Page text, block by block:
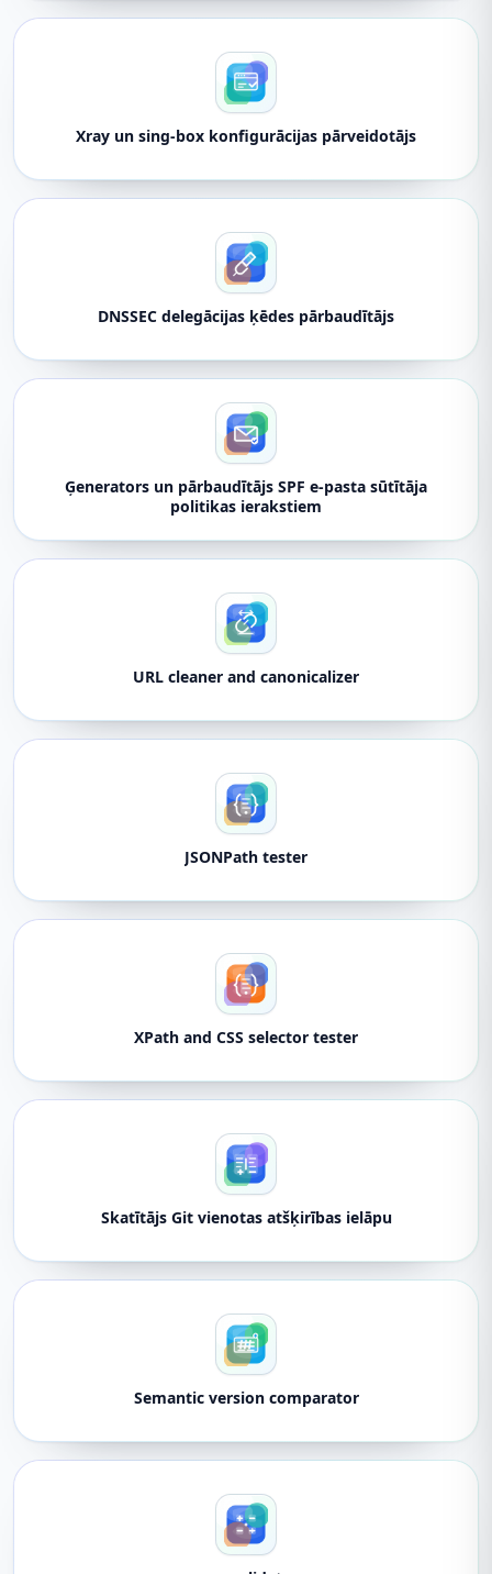
Xray un sing-box konfigurācijas pārveidotājs
DNSSEC delegācijas ķēdes pārbaudītājs
Ģenerators un pārbaudītājs SPF e-pasta sūtītāja
politikas ierakstiem
URL cleaner and canonicalizer
JSONPath tester
XPath and CSS selector tester
Skatītājs Git vienotas atšķirības ielāpu
Semantic version comparator